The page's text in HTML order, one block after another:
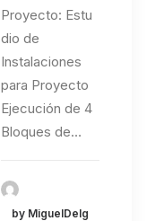
Proyecto: Estu
dio de
Instalaciones
para Proyecto
Ejecución de 4
Bloques de…
by MiguelDelg